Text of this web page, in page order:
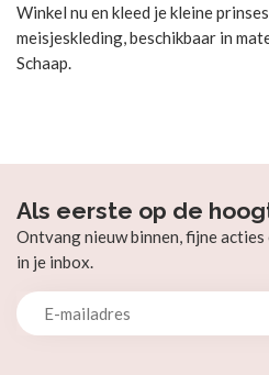
Winkel nu en kleed je kleine
meisjeskleding, beschikbaar in
Schaap.
Als eerste op de
Ontvang nieuw binnen, fijne
in je inbox.